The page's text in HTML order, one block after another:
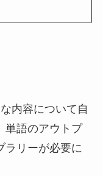
内容について自
単語のアウトプ
ラリーが必要に